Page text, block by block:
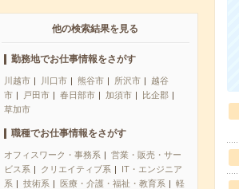
他の検索結果を見る
勤務地でお仕事情報をさがす
川越市 川口市 熊谷市 所沢市
越谷
市
戸田市 春日部市 加須市
比企郡
草加市
職種でお仕事情報をさがす
オフィスワーク・事務系
営業・販売・サー
ビス系
クリエイティブ系
IT・エンジニア
系
技術系 医療・介護・福祉・教育系
軽